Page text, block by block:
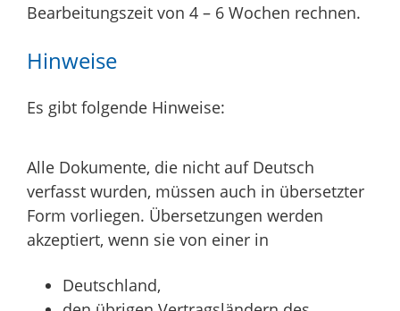
Bearbeitungszeit von 4 – 6 Wochen rechnen.
Hinweise
Es gibt folgende Hinweise:
Alle Dokumente, die nicht auf Deutsch
verfasst wurden, müssen auch in übersetzter
Form vorliegen. Übersetzungen werden
akzeptiert, wenn sie von einer in
Deutschland,